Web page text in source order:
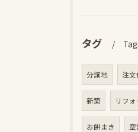
タグ
分譲地 注文
新築 リフ
お餅まき 空